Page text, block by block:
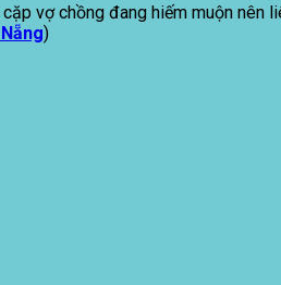
cặp vợ chồng đang hiếm muộn nên
)